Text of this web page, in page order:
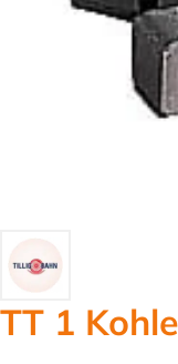
TT 1